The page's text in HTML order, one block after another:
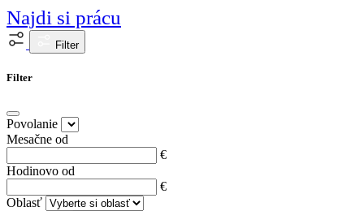
Najdi si prácu
Filter
Filter
Povolanie
Mesačne od
€
Hodinovo od
€
Oblasť